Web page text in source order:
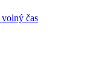
čas